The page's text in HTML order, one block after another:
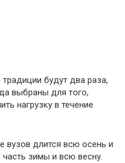
будут два раза,
выбраны для того,
нагрузку в течение
вузов длится всю осень и
зимы и всю весну.